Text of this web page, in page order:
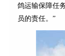
鸽运输保障任
员的责任。”